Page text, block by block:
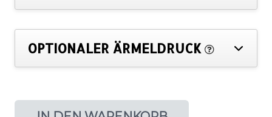
OPTIONALER ÄRMELDRUCK